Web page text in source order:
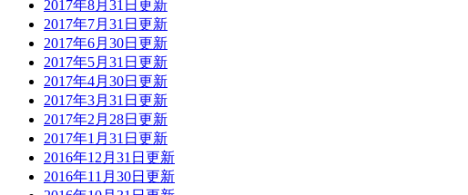
2017年8月31日更新
2017年7月31日更新
2017年6月30日更新
2017年5月31日更新
2017年4月30日更新
2017年3月31日更新
2017年2月28日更新
2017年1月31日更新
2016年12月31日更新
2016年11月30日更新